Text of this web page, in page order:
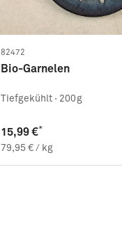
82472
Bio-Garnelen
Tiefgekühlt · 200g
15,99 €*
79,95 € / kg